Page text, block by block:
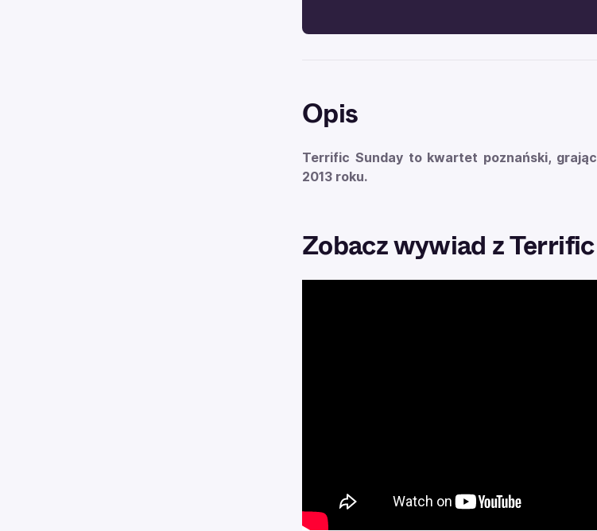
Opis
Terrific Sunday to kwartet poznański,
2013 roku.
Zobacz wywiad z